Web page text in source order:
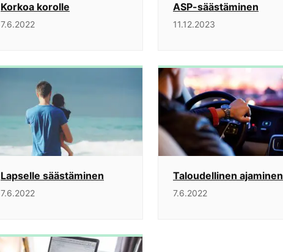
Korkoa korolle
7.6.2022
ASP-säästäminen
11.12.2023
Lapselle säästäminen
7.6.2022
Taloudellinen ajaminen
7.6.2022